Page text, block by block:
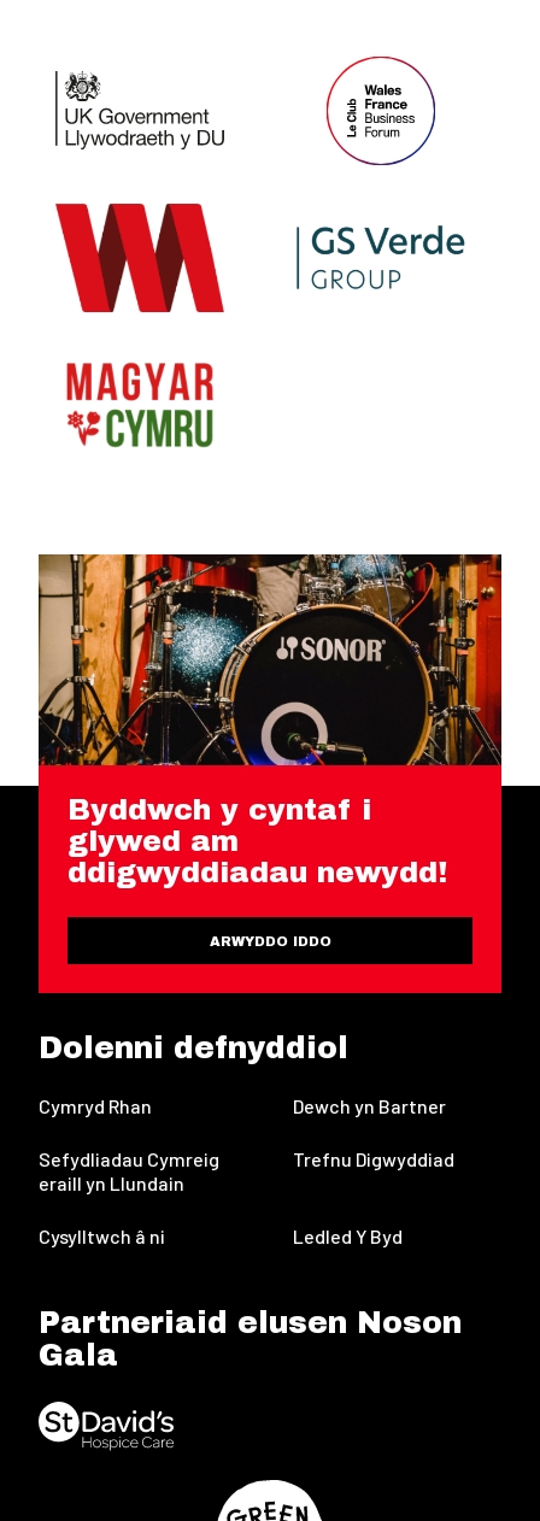
Byddwch y cyntaf i
glywed am
ddigwyddiadau newydd!
ARWYDDO IDDO
Dolenni defnyddiol
Cymryd Rhan Dewch yn Bartner
Sefydliadau Cymreig
eraill yn Llundain
Trefnu Digwyddiad
Cysylltwch â ni Ledled Y Byd
Partneriaid elusen Noson
Gala